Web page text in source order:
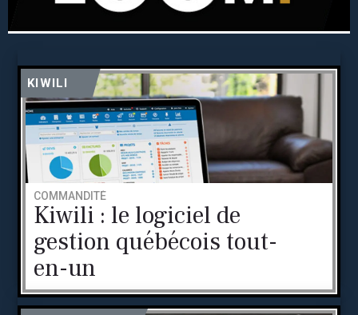
KIWILI
COMMANDITÉ
Kiwili : le logiciel de
gestion québécois tout-
en-un